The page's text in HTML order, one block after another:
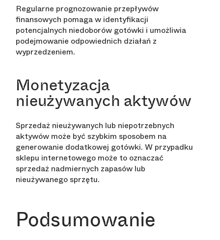
Regularne prognozowanie przepływów
finansowych pomaga w identyfikacji
potencjalnych niedoborów gotówki i umożliwia
podejmowanie odpowiednich działań z
wyprzedzeniem.
Monetyzacja
nieużywanych aktywów
Sprzedaż nieużywanych lub niepotrzebnych
aktywów może być szybkim sposobem na
generowanie dodatkowej gotówki. W przypadku
sklepu internetowego może to oznaczać
sprzedaż nadmiernych zapasów lub
nieużywanego sprzętu.
Podsumowanie